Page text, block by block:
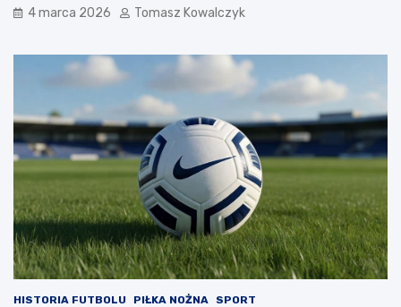
4 marca 2026 Tomasz Kowalczyk
HISTORIA FUTBOLU PIŁKA NOŻNA SPORT